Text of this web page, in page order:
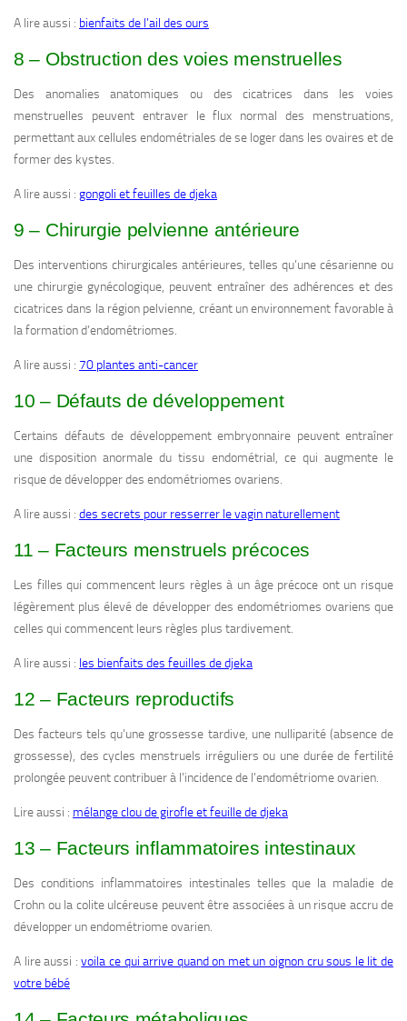
A lire aussi : bienfaits de l’ail des ours
8 – Obstruction des voies menstruelles
Des anomalies anatomiques ou des cicatrices dans les voies
menstruelles peuvent entraver le flux normal des menstruations,
permettant aux cellules endométriales de se loger dans les ovaires et de
former des kystes.
A lire aussi : gongoli et feuilles de djeka
9 – Chirurgie pelvienne antérieure
Des interventions chirurgicales antérieures, telles qu’une césarienne ou
une chirurgie gynécologique, peuvent entraîner des adhérences et des
cicatrices dans la région pelvienne, créant un environnement favorable à
la formation d’endométriomes.
A lire aussi : 70 plantes anti-cancer
10 – Défauts de développement
Certains défauts de développement embryonnaire peuvent entraîner
une disposition anormale du tissu endométrial, ce qui augmente le
risque de développer des endométriomes ovariens.
A lire aussi : des secrets pour resserrer le vagin naturellement
11 – Facteurs menstruels précoces
Les filles qui commencent leurs règles à un âge précoce ont un risque
légèrement plus élevé de développer des endométriomes ovariens que
celles qui commencent leurs règles plus tardivement.
A lire aussi : les bienfaits des feuilles de djeka
12 – Facteurs reproductifs
Des facteurs tels qu’une grossesse tardive, une nulliparité (absence de
grossesse), des cycles menstruels irréguliers ou une durée de fertilité
prolongée peuvent contribuer à l’incidence de l’endométriome ovarien.
Lire aussi : mélange clou de girofle et feuille de djeka
13 – Facteurs inflammatoires intestinaux
Des conditions inflammatoires intestinales telles que la maladie de
Crohn ou la colite ulcéreuse peuvent être associées à un risque accru de
développer un endométriome ovarien.
A lire aussi :voila ce qui arrive quand on met un oignon cru sous le lit de
votre bébé